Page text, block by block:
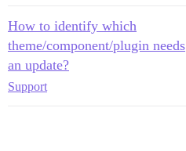
How to identify which
theme/component/plugin needs
an update?
Support